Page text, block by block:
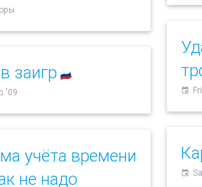
event
заигр 🇷🇺
'09
event
учёта времени
не надо